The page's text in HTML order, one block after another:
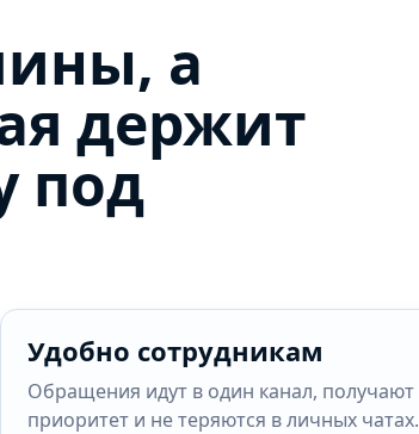
а
держит
под
Удобно сотрудникам
Обращения идут в один канал, получают
приоритет и не теряются в личных чатах.